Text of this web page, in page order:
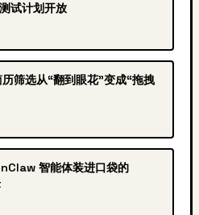
试计划开放
筛选从“翻到眼花”变成“拖拽
智能体装进口袋的